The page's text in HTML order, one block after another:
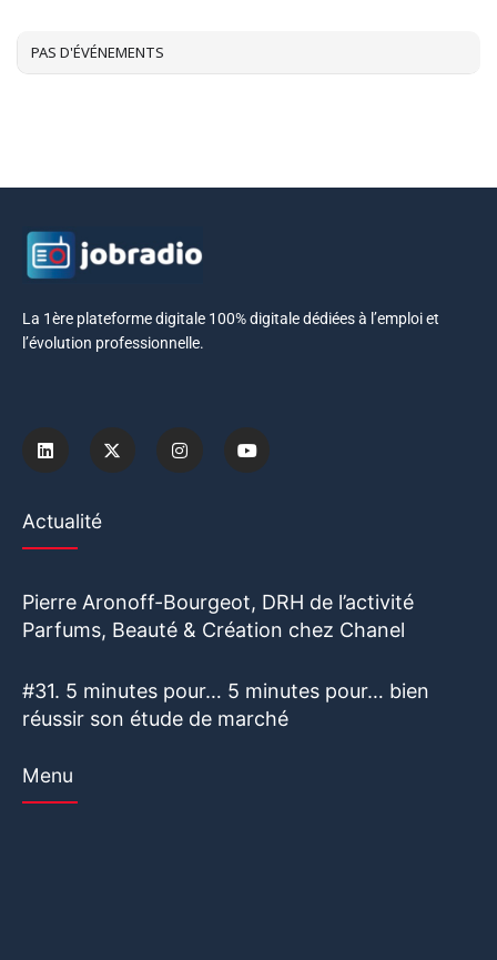
PAS D'ÉVÉNEMENTS
La 1ère plateforme digitale 100% digitale dédiées à l’emploi et
l’évolution professionnelle.
Actualité
Pierre Aronoff-Bourgeot, DRH de l’activité
Parfums, Beauté & Création chez Chanel
#31. 5 minutes pour… 5 minutes pour… bien
réussir son étude de marché
Menu